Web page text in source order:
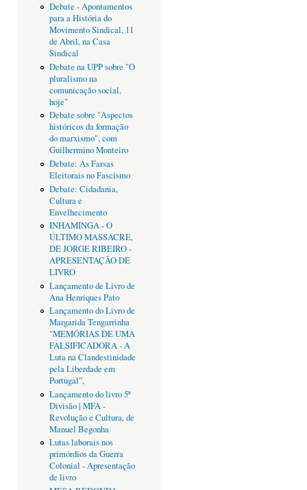
Debate - Apontamentos
para a História do
Movimento Sindical, 11
de Abril, na Casa
Sindical
Debate na UPP sobre "O
pluralismo na
comunicação social,
hoje"
Debate sobre "Aspectos
históricos da formação
do marxismo", com
Guilhermino Monteiro
Debate: As Farsas
Eleitorais no Fascismo
Debate: Cidadania,
Cultura e
Envelhecimento
INHAMINGA - O
ÚLTIMO MASSACRE,
DE JORGE RIBEIRO -
APRESENTAÇÃO DE
LIVRO
Lançamento de Livro de
Ana Henriques Pato
Lançamento do Livro de
Margarida Tengarrinha
"MEMÓRIAS DE UMA
FALSIFICADORA - A
Luta na Clandestinidade
pela Liberdade em
Portugal",
Lançamento do livro 5ª
Divisão | MFA -
Revolução e Cultura, de
Manuel Begonha
Lutas laborais nos
primórdios da Guerra
Colonial - Apresentação
de livro